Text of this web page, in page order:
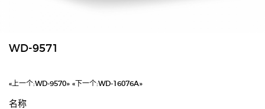
WD-9571
«上一个:WD-9570» «下一个:WD-16076A»
名称